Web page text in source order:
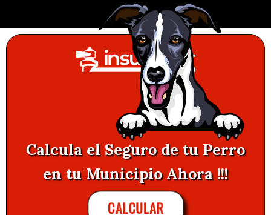
Calcula el Seguro de tu Perro
en tu Municipio Ahora !!!
CALCULAR